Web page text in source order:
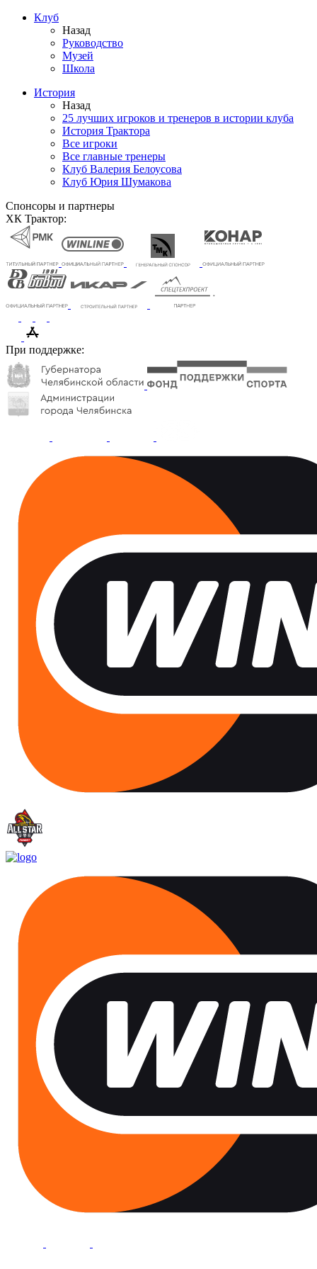
Клуб
Назад
Руководство
Музей
Школа
История
Назад
25 лучших игроков и тренеров в истории клуба
История Трактора
Все игроки
Все главные тренеры
Клуб Валерия Белоусова
Клуб Юрия Шумакова
Спонсоры и партнеры
ХК Трактор:
При поддержке: